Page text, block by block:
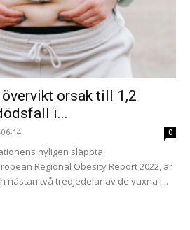
orsak till 1,2
i...
14 0
nyligen släppta
Regional Obesity Report 2022, är
nästan två tredjedelar av de vuxna i...